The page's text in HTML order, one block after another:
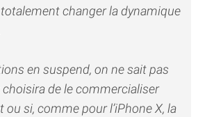
changer la dynamique
en suspend, on ne sait pas
de le commercialiser
si, comme pour l’iPhone X, la